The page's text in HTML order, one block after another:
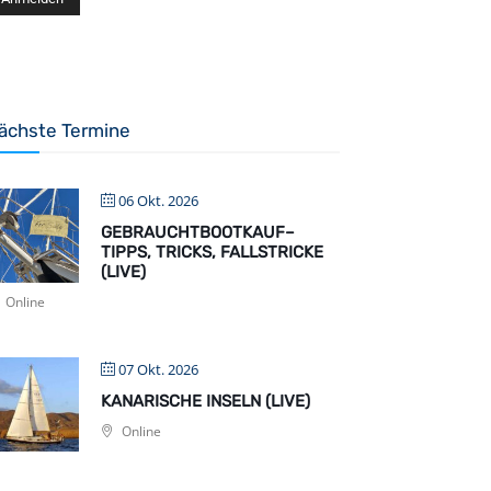
Termine
06 Okt. 2026
GEBRAUCHTBOOTKAUF–
TIPPS, TRICKS, FALLSTRICKE
(LIVE)
Online
07 Okt. 2026
KANARISCHE INSELN (LIVE)
Online